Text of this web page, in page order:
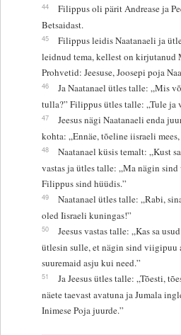
44
Filippus oli pärit Andrease ja
Betsaidast.
45
Filippus leidis Naatanaeli ja
leidnud tema, kellest on kirjutanud
Prohvetid: Jeesuse, Joosepi poja
46
Ja Naatanael ütles talle: „Mis
tulla?” Filippus ütles talle: „Tule ja
47
Jeesus nägi Naatanaeli enda
kohta: „Ennäe, tõeline iisraeli
48
Naatanael küsis temalt: „Kust
vastas ja ütles talle: „Ma nägin
Filippus sind hüüdis.”
49
Naatanael ütles talle: „Rabi,
oled Iisraeli kuningas!”
50
Jeesus vastas talle: „Kas sa
ütlesin sulle, et nägin sind viigipuu
suuremaid asju kui need.”
51
Ja Jeesus ütles talle: „Tõesti,
näete taevast avatuna ja Jumala
Inimese Poja juurde.”